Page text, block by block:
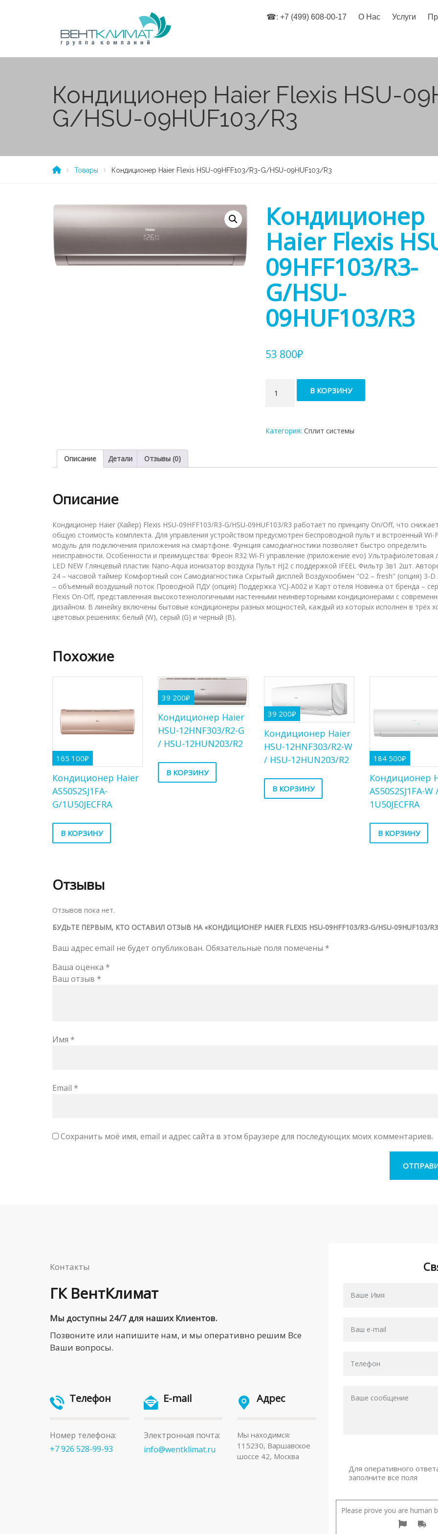
☎: +7 (499) 608-00-17 О Нас Услуги
Кондиционер Haier Flexis HSU-
G/HSU-09HUF103/R3
Товары Кондиционер Haier Flexis HSU-09HFF103/R3-G/HSU-09HUF103/R3
Кондиционер
Haier Flexis
09HFF103/R3-
G/HSU-
09HUF103/R3
53 800₽
товара
Кондиционер
HSU-
09HUF103/R3
В КОРЗИНУ
Категория: Сплит системы
Описание Детали Отзывы (0)
Описание
Кондиционер Haier (Хайер) Flexis HSU-09HFF103/R3-G/HSU-09HUF103/R3 работает по принципу On/Off, что
общую стоимость комплекта. Для управления устройством предусмотрен беспроводной пульт и встроенный Wi-
модуль для подключения приложения на смартфоне. Функция самодиагностики позволяет быстро определить
неисправности. Особенности и преимущества: Фреон R32 Wi-Fi управление (приложение evo) Ультрафиолетовая
LED NEW Глянцевый пластик Nano-Aqua ионизатор воздуха Пульт HJ2 с поддержкой IFEEL Фильтр 3в1 2шт.
24 – часовой таймер Комфортный сон Самодиагностика Скрытый дисплей Воздухообмен "О2 – fresh" (опция) 3-D
– объемный воздушный поток Проводной ПДУ (опция) Поддержка YCJ-A002 и Карт отеля Новинка от бренда –
Flexis On-Off, представленная высокотехнологичными настенными неинверторными кондиционерами с
дизайном. В линейку включены бытовые кондиционеры разных мощностей, каждый из которых исполнен в трёх
цветовых решениях: белый (W), серый (G) и черный (B).
Похожие
165 100₽
Кондиционер Haier
AS50S2SJ1FA-
G/1U50JECFRA
В КОРЗИНУ
39 200₽
Кондиционер Haier
HSU-12HNF303/R2-G
/ HSU-12HUN203/R2
В КОРЗИНУ
39 200₽
Кондиционер Haier
HSU-12HNF303/R2-W
/ HSU-12HUN203/R2
В КОРЗИНУ
184 500₽
Кондиционер
AS50S2SJ1FA-W
1U50JECFRA
В КОРЗИНУ
Отзывы
Отзывов пока нет.
БУДЬТЕ ПЕРВЫМ, КТО ОСТАВИЛ ОТЗЫВ НА «КОНДИЦИОНЕР HAIER FLEXIS HSU-09HFF103/R3-G/HSU-09HUF103/
Ваш адрес email не будет опубликован. Обязательные поля помечены *
Ваша оценка *
Ваш отзыв *
Имя *
Email *
Сохранить моё имя, email и адрес сайта в этом браузере для последующих моих комментариев.
Контакты
ГК ВентКлимат
Мы доступны 24/7 для наших Клиентов.
Позвоните или напишите нам, и мы оперативно решим Все
Ваши вопросы.
Телефон
Номер телефона:
+7 926 528-99-93
E-mail
Электронная почта:
info@wentklimat.ru
Адрес
Мы находимся:
115230, Варшавское
шоссе 42, Москва
Для оперативного
заполните все поля
Please prove you are human